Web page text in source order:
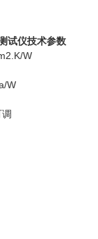
试仪技术参数
W
W